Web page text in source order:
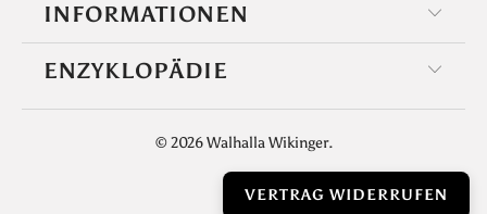
INFORMATIONEN
ENZYKLOPÄDIE
© 2026Walhalla Wikinger.
VERTRAG WIDERRUFEN